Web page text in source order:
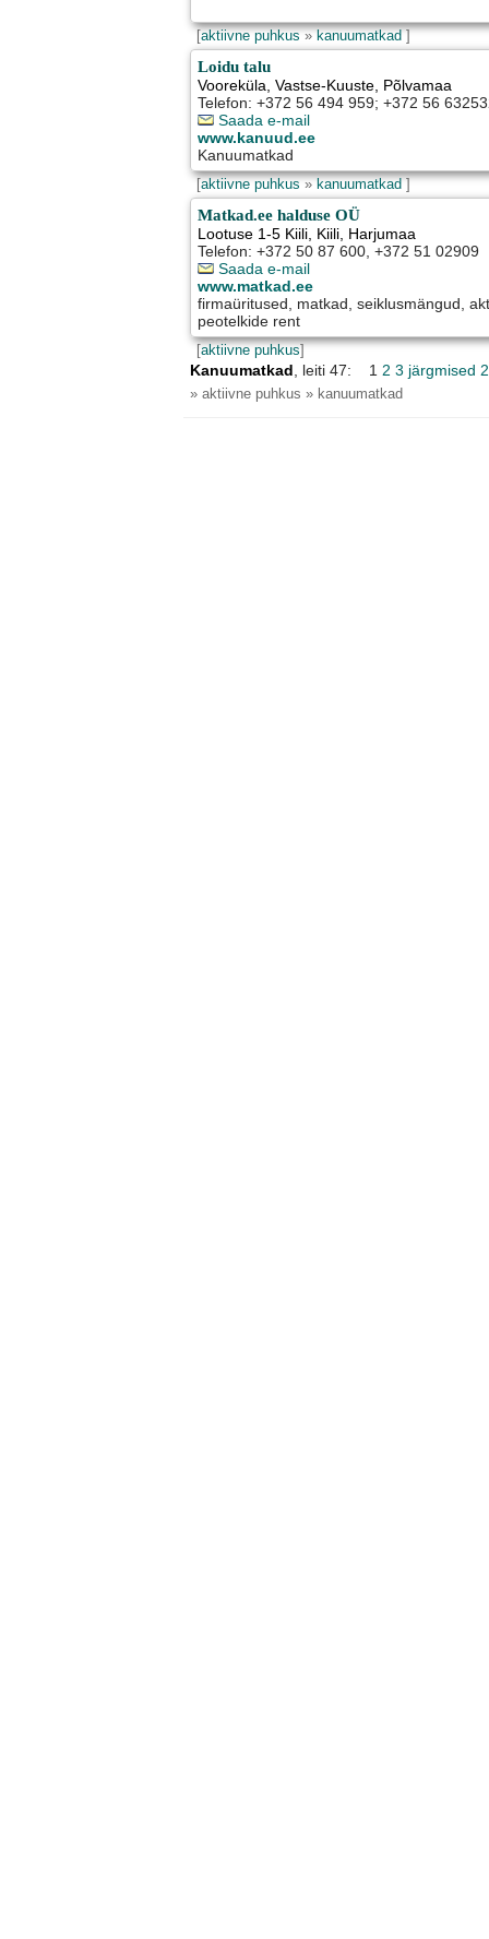
[aktiivne puhkus»kanuumatkad]
Loidu talu
Vooreküla,Vastse-Kuuste, Põlvamaa
Telefon: +372 56 494 959; +372 56
Saada e-mail
www.kanuud.ee
Kanuumatkad
[aktiivne puhkus»kanuumatkad]
Matkad.ee halduse OÜ
Lootuse 1-5 Kiili, Kiili, Harjumaa
Telefon: +372 50 87 600, +372 51 02909
Saada e-mail
www.matkad.ee
firmaüritused, matkad, seiklusmängud,
peotelkide rent
[aktiivne puhkus]
Kanuumatkad, leiti 47: 1 2 3 järgmised
» aktiivne puhkus » kanuumatkad